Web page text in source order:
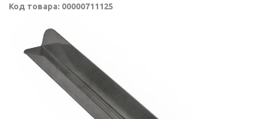
Код товара: 00000711125